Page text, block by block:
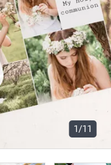
1/11